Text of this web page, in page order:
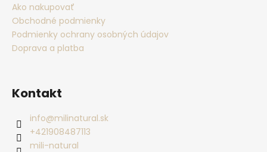
Ako nakupovať
Obchodné podmienky
Podmienky ochrany osobných údajov
Doprava a platba
Kontakt
info@milinatural.sk
+421908487113
mili-natural